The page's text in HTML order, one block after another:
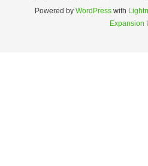
Powered by WordPresswith
Expansion